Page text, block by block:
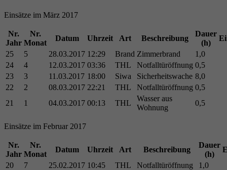
Einsätze im März 2017
Nr.
Jahr
Nr.
Monat
Datum Uhrzeit Art Beschreibung
Dauer
(h)
25
5 28.03.2017 12:29 Brand Zimmerbrand
1,0
24
4 12.03.2017 03:36 THL Notfalltüröffnung 0,5
23
3 11.03.2017 18:00 Siwa Sicherheitswache 8,0
22
2 08.03.2017 22:21 THL Notfalltüröffnung 0,5
21
1 04.03.2017 00:13 THL
Wasser aus
Wohnung
0,5
Einsätze im Februar 2017
Nr.
Jahr
Nr.
Monat
Datum Uhrzeit Art Beschreibung
Dauer
(h)
20
7 25.02.2017 10:45 THL Notfalltüröffnung
1,0